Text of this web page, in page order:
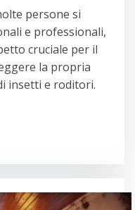
persone si
e professionali,
cruciale per il
la propria
insetti e roditori.